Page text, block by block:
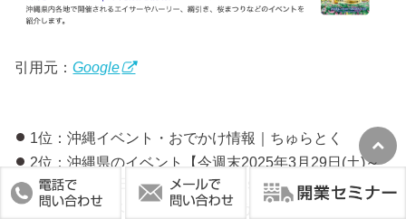
引用元：Google
1位：沖縄イベント・おでかけ情報｜ちゅらとく
2位：沖縄県のイベント【今週末2025年3月29日(土)～
2025年3月30日(日)】｜Walkerplus
3位：沖縄イベント情報｜ぴらつかこよみ